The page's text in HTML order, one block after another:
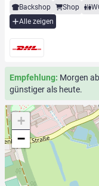
Backshop Shop
Alle zeigen
Empfehlung: Morgen
günstiger als heute.
+
−